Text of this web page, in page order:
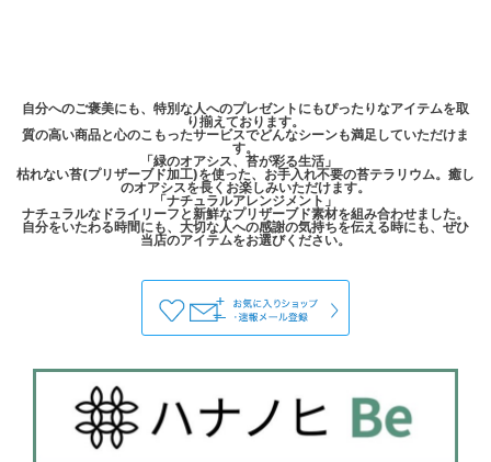
自分へのご褒美にも、特別な人へのプレゼントにもぴったりなアイテムを取
り揃えております。
質の高い商品と心のこもったサービスでどんなシーンも満足していただけま
す。
「緑のオアシス、苔が彩る生活」
枯れない苔(プリザーブド加工)を使った、お手入れ不要の苔テラリウム。癒し
のオアシスを長くお楽しみいただけます。
「ナチュラルアレンジメント」
ナチュラルなドライリーフと新鮮なプリザーブド素材を組み合わせました。
自分をいたわる時間にも、大切な人への感謝の気持ちを伝える時にも、ぜひ